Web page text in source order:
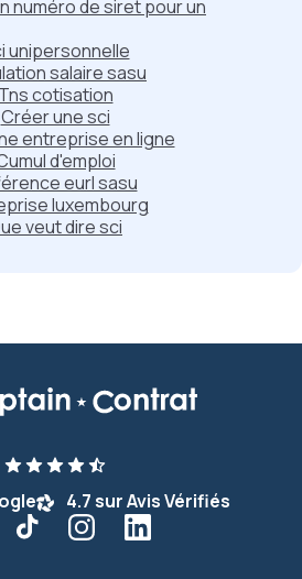
numéro de siret pour un
unipersonnelle
salaire sasu
Tns cotisation
Créer une sci
entreprise en ligne
d'emploi
eurl sasu
luxembourg
veut dire sci
4.7 sur Avis Vérifiés